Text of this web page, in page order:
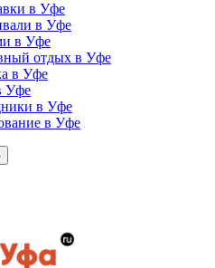
в Уфе
в Уфе
в Уфе
отдых в Уфе
в Уфе
Уфе
в Уфе
в Уфе